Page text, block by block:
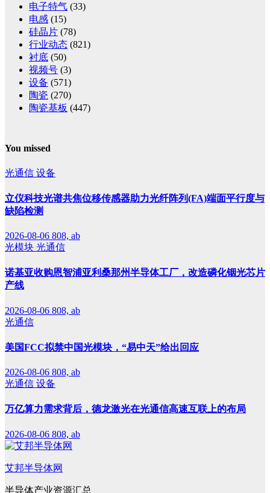
电子特气 (33)
电感 (15)
硅晶片 (78)
行业动态 (821)
衬底 (50)
视频号 (3)
设备 (571)
陶瓷 (270)
陶瓷基板 (447)
You missed
光通信 设备
立仪科技光谱共焦位移传感器助力光纤阵列(FA)端面平行度与
缺陷检测
2026-08-06 808, ab
光模块 光通信
诺基亚收购恩智浦亚利桑那州半导体工厂，改造磷化铟光芯片
产线
2026-08-06 808, ab
光通信
美国FCC拟禁中国光模块，“易中天”给出回应
2026-08-06 808, ab
光通信 设备
万亿算力需求背后，德龙激光在光通信高速互联上的布局
2026-08-06 808, ab
艾邦半导体网
半导体产业资源汇总